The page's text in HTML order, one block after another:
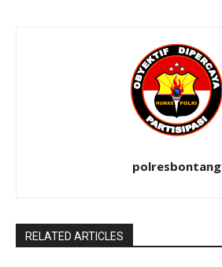
polresbontang
RELATED ARTICLES